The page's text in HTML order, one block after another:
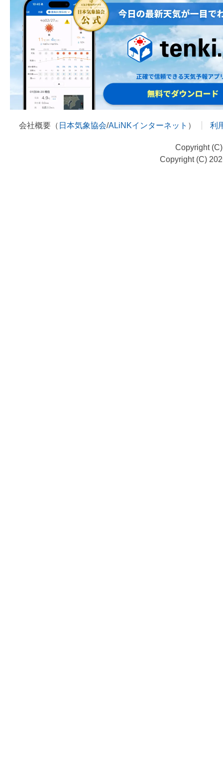
会社概要（ 日本気象協会/ALiNKインターネット ） 利
Copyright
Copyright (C)